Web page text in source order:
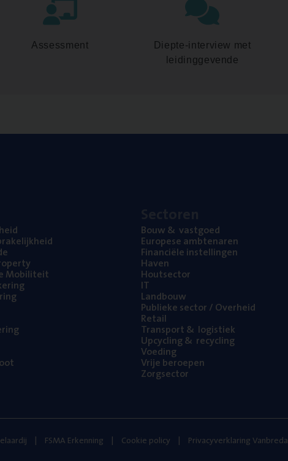
Assessment
Diepte-interview met
leidinggevende
Mobiliteit
Bouw& vastgoed
Euro­pe­se ambtenaren
Finan­ci­ë­le instellingen
Haven
Hout­sec­tor
IT
Land­bouw
Publie­ke sec­tor / Overheid
Retail
Trans­port& logistiek
Upcy­cling& recycling
Voe­ding
Vrije beroe­pen
Zorg­sec­tor
FSMA Erkenning Cookie policy Privacyverklaring Vanbreda